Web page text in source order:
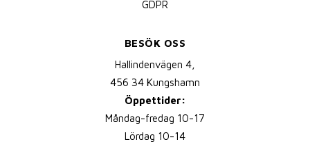
GDPR
BESÖK OSS
Hallindenvägen 4,
456 34 Kungshamn
Öppettider:
Måndag-fredag 10-17
Lördag 10-14